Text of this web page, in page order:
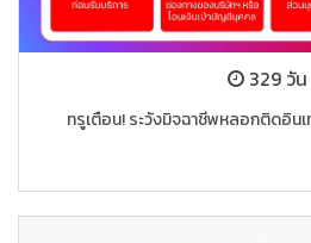
329 วัน
ทรูเตือน! ระวังมิจฉาชีพหลอกติดอิน